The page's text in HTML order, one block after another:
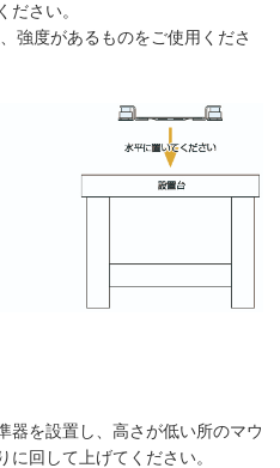
ださい。
強度があるものをご使用くださ
器を設置し、高さが低い所のマウ
に回して上げてください。